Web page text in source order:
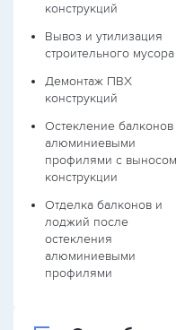
конструкций
Вывоз и утилизация
строительного мусора
Демонтаж ПВХ
конструкций
Остекление балконов
алюминиевыми
профилями с выносом
конструкции
Отделка балконов и
лоджий после
остекления
алюминиевыми
профилями